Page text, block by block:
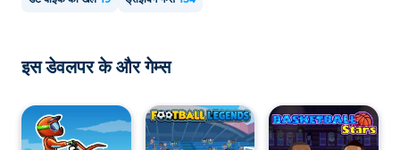
इस डेवलपर के और गेम्स